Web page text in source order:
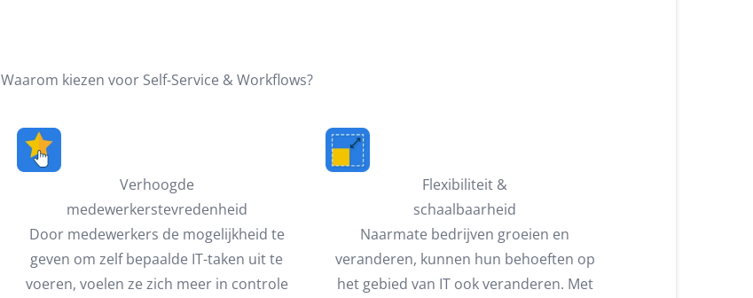
Waarom kiezen voor Self-Service & Workflows?
Verhoogde
medewerkerstevredenheid
Door medewerkers de mogelijkheid te
geven om zelf bepaalde IT-taken uit te
voeren, voelen ze zich meer in controle
Flexibiliteit &
schaalbaarheid
Naarmate bedrijven groeien en
veranderen, kunnen hun behoeften op
het gebied van IT ook veranderen. Met